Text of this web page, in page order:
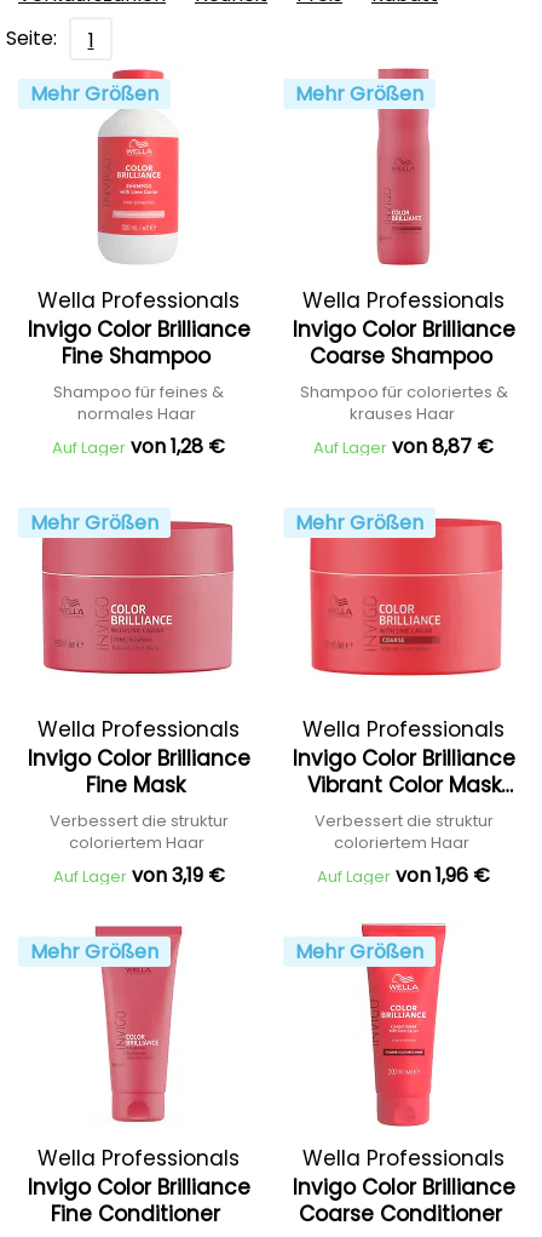
Seite:
1
Mehr Größen
Wella Professionals
Invigo Color Brilliance
Fine Shampoo
Shampoo für feines &
normales Haar
Auf Lager von 1,28 €
Mehr Größen
Wella Professionals
Invigo Color Brilliance
Coarse Shampoo
Shampoo für coloriertes &
krauses Haar
Auf Lager von 8,87 €
Mehr Größen
Wella Professionals
Invigo Color Brilliance
Fine Mask
Verbessert die struktur
coloriertem Haar
Auf Lager von 3,19 €
Mehr Größen
Wella Professionals
Invigo Color Brilliance
Vibrant Color Mask
Coarse
Verbessert die struktur
coloriertem Haar
Auf Lager von 1,96 €
Mehr Größen
Wella Professionals
Invigo Color Brilliance
Fine Conditioner
Mehr Größen
Wella Professionals
Invigo Color Brilliance
Coarse Conditioner